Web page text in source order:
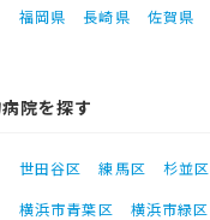
福岡県 長崎県 佐賀県
院を探す
世田谷区 練馬区 杉並区
横浜市青葉区 横浜市緑区